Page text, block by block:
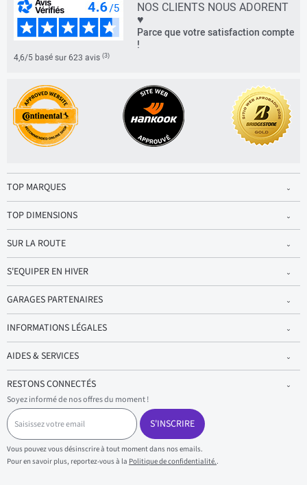
NOS CLIENTS NOUS ADORENT
♥
Parce que votre satisfaction compte
!
4,6/5 basé sur 623 avis (3)
TOP MARQUES
TOP DIMENSIONS
SUR LA ROUTE
S'EQUIPER EN HIVER
GARAGES PARTENAIRES
INFORMATIONS LÉGALES
AIDES & SERVICES
RESTONS CONNECTÉS
Soyez informé de nos offres du moment !
S
a
i
s
i
s
S'INSCRIRE
Vous pouvez vous désinscrire à tout moment dans nos emails.
Pour en savoir plus, reportez-vous à la Politique de confidentialité..